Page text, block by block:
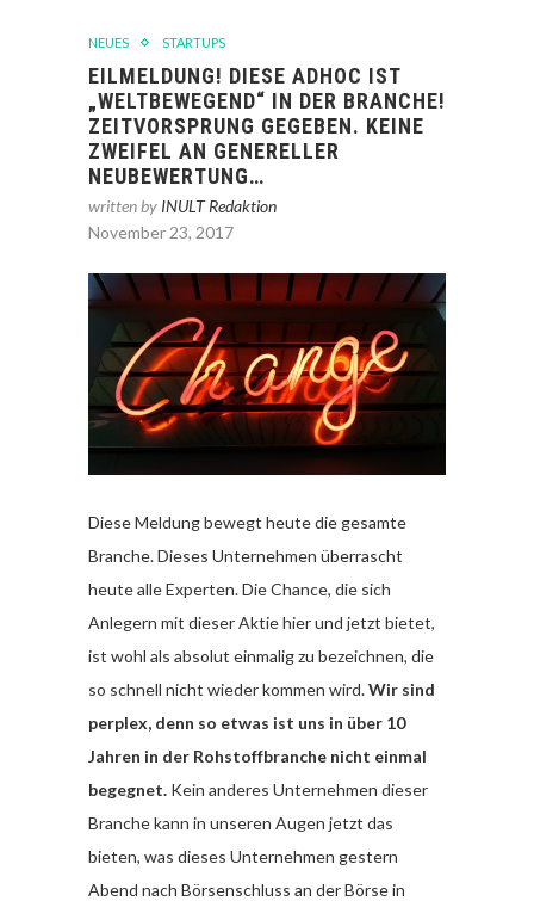
NEUES STARTUPS
EILMELDUNG! DIESE ADHOC IST
„WELTBEWEGEND“ IN DER BRANCHE!
ZEITVORSPRUNG GEGEBEN. KEINE
ZWEIFEL AN GENERELLER
NEUBEWERTUNG…
written by INULT Redaktion
November 23, 2017
Diese Meldung bewegt heute die gesamte
Branche. Dieses Unternehmen überrascht
heute alle Experten. Die Chance, die sich
Anlegern mit dieser Aktie hier und jetzt bietet,
ist wohl als absolut einmalig zu bezeichnen, die
so schnell nicht wieder kommen wird.Wir sind
perplex, denn so etwas ist uns in über 10
Jahren in der Rohstoffbranche nicht einmal
begegnet. Kein anderes Unternehmen dieser
Branche kann in unseren Augen jetzt das
bieten, was dieses Unternehmen gestern
Abend nach Börsenschluss an der Börse in